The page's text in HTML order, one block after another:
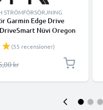
STRÖMFÖRSÖRJNING
Garmin Edge Drive
Nüvi Oregon
och 1.1m USB-
(55 recensioner)
pris
kr